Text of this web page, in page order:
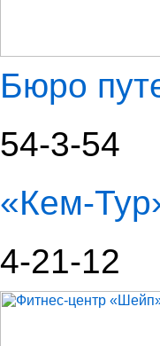
Бюро
54-3-54
«Кем-
4-21-12